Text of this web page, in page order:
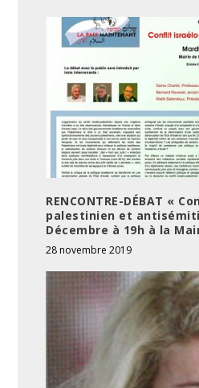
RENCONTRE-DÉBAT «
palestinien et
Décembre à 19h à la
28 novembre 2019